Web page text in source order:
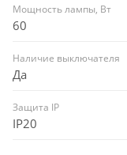
Мощность лампы, Вт
60
Наличие выключателя
Да
Защита IP
IP20